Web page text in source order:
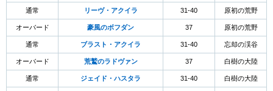
通常 リーヴ・アクイラ 31-40 原初の荒野
オーバード 豪風のボフダン 37 原初の荒野
通常 ブラスト・アクイラ 31-40 忘却の渓谷
オーバード 荒鷲のラドヴァン 37 白樹の大陸
通常 ジェイド・ハスタラ 31-40 白樹の大陸